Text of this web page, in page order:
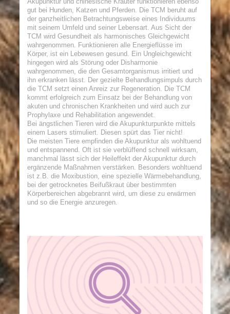
gut bei Hunden, Katzen und Pferden. Die TCM beruht auf
der ganzheitlichen Betrachtungsweise eines Individuums
mit seinem Umfeld und seiner Lebensart. Aus Sicht der
TCM wird Gesundheit als harmonisches Gleichgewicht
wahrgenommen. Funktionieren alle Energieflüsse im
Körper, ist ein Lebewesen gesund. Ein Ungleichgewicht
hingegen wird als Störung oder Disharmonie
wahrgenommen, die den Gesamtorganismus irritiert und
ihn erkranken lässt. Der gezielte Behandlungsimpuls durch
die TCM setzt einen Anreiz zur Regeneration. Die TCM
kommt erfolgreich zum Einsatz bei der Behandlung von
akuten und chronischen Krankheiten und wird auch zur
Prophylaxe und Rehabilitation angewendet.
Bei ängstlichen Tieren wird die Akupunkturpunkte mittels
einem Lasers stimuliert. Diesen spürt das Tier nicht!
Die meisten Tiere empfinden die Akupunktur als wohltuend
und entspannend. Oft ist sie verblüffend schnell wirksam,
manchmal lässt sich der Heileffekt der Akupunktur durch
ergänzende Maßnahmen verstärken. Besonders wohltuend
ist z.B. die Moxibustion, eine spezielle Wärmebehandlung,
bei der getrocknetes Beifußkraut über bestimmten
Körperbereichen abgebrannt wird, um diese zu erwärmen
und so die Energie anzuregen.